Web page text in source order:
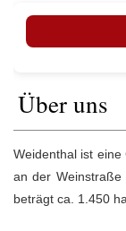
Über uns
Weidenthal ist
an der Weinstraße
beträgt ca. 1.450